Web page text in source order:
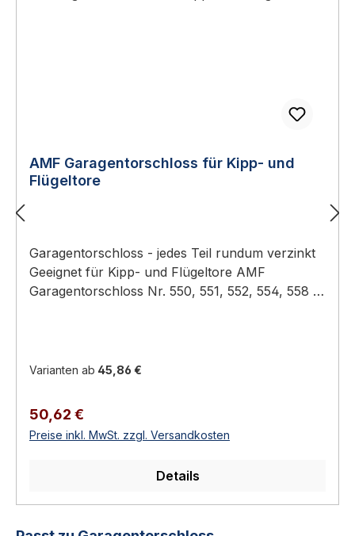
AMF Garagentorschloss für Kipp- und
Flügeltore
Garagentorschloss - jedes Teil rundum verzinkt
Geeignet für Kipp- und Flügeltore AMF
Garagentorschloss Nr. 550, 551, 552, 554, 558 -
Abschließvorrichtung Eigenschaften AMF 16501 :
Auslöseknopf, automatisch schließendAMF
16550 : gerichtet für Profilzylinder, innen mit
Auslöseknopf, automatisch schließendAMF
Auslöseknopf, automatisch schließendAMF
16345 : gerichtet für Profilzylinder, innen mit
Varianten ab 45,86 €
Regulärer Preis:
50,62 €
Preise inkl. MwSt. zzgl. Versandkosten
Details